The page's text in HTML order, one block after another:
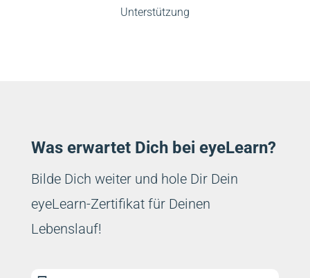
Unterstützung
Was erwartet Dich bei eyeLearn?
Bilde Dich weiter und hole Dir Dein
eyeLearn-Zertifikat für Deinen
Lebenslauf!